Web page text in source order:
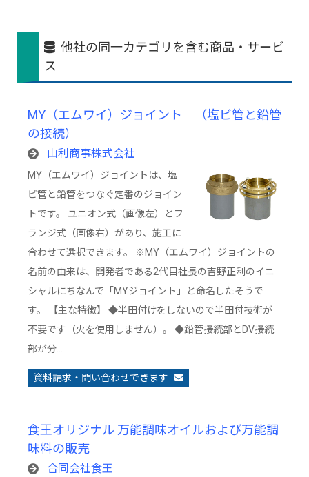
他社の同一カテゴリを含む商品・サービ
ス
MY（エムワイ）ジョイント （塩ビ管と鉛管
の接続）
山利商事株式会社
MY（エムワイ）ジョイントは、塩
ビ管と鉛管をつなぐ定番のジョイン
トです。 ユニオン式（画像左）とフ
ランジ式（画像右）があり、施工に
合わせて選択できます。 ※MY（エムワイ）ジョイントの
名前の由来は、開発者である2代目社長の吉野正利のイニ
シャルにちなんで「MYジョイント」と命名したそうで
す。 【主な特徴】 ◆半田付けをしないので半田付技術が
不要です（火を使用しません）。 ◆鉛管接続部とDV接続
部が分…
資料請求・問い合わせできます
食王オリジナル 万能調味オイルおよび万能調
味料の販売
合同会社食王